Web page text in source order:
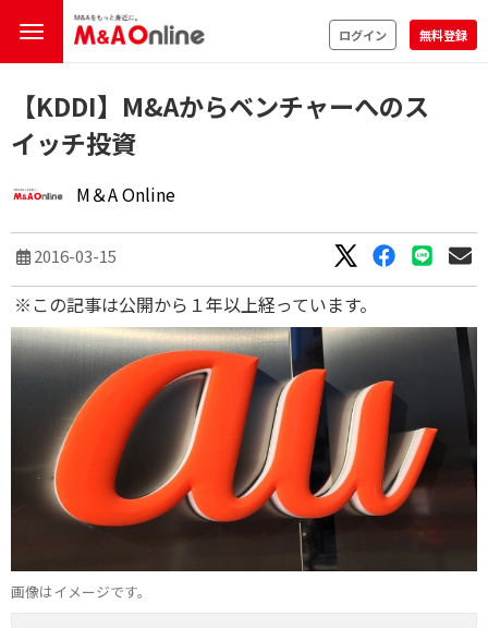
ログイン 無料登録
【KDDI】M&Aからベンチャーへのス
イッチ投資
M＆A Online
2016-03-15
※この記事は公開から１年以上経っています。
画像はイメージです。